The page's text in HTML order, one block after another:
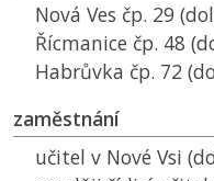
Nová Ves čp. 29
Řícmanice čp. 48
Habrůvka čp. 72
zaměstnání
učitel v Nové Vsi